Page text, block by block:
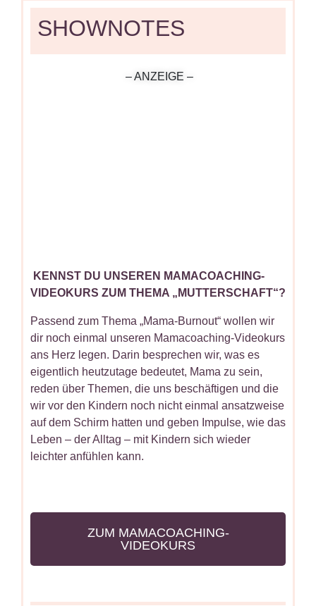
SHOWNOTES
– ANZEIGE –
KENNST DU UNSEREN MAMACOACHING-
VIDEOKURS ZUM THEMA „MUTTERSCHAFT“?
Passend zum Thema „Mama-Burnout“ wollen wir
dir noch einmal unseren Mamacoaching-Videokurs
ans Herz legen. Darin besprechen wir, was es
eigentlich heutzutage bedeutet, Mama zu sein,
reden über Themen, die uns beschäftigen und die
wir vor den Kindern noch nicht einmal ansatzweise
auf dem Schirm hatten und geben Impulse, wie das
Leben – der Alltag – mit Kindern sich wieder
leichter anfühlen kann.
ZUM MAMACOACHING-
VIDEOKURS